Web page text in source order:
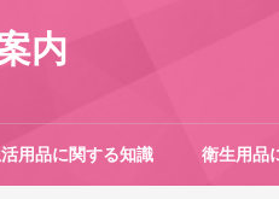
内
用品に関する知識 衛生用品